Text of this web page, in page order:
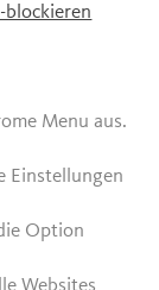
Menu aus.
Einstellungen
Option